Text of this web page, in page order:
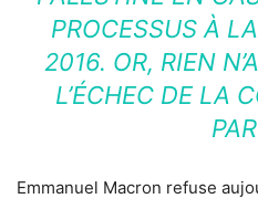
PROCESSUS À
2016. OR, RIEN
L’ÉCHEC DE LA
Emmanuel Macron refuse